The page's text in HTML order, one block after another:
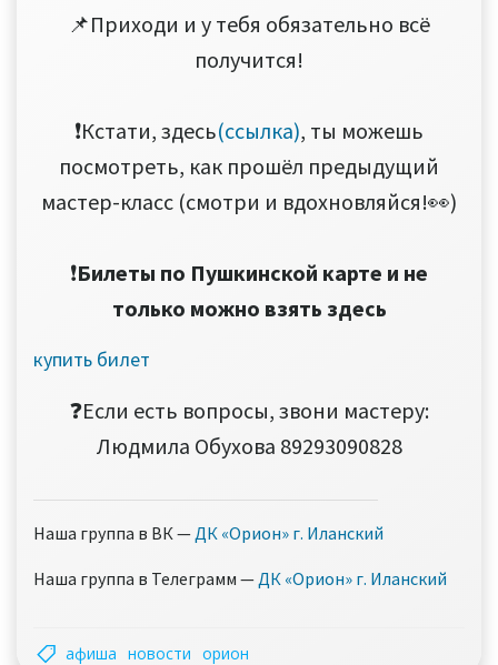
📌Приходи и у тебя обязательно всё
получится!
❗️Кстати, здесь(ссылка), ты можешь
посмотреть, как прошёл предыдущий
мастер-класс (смотри и вдохновляйся!👀)
❗️Билеты по Пушкинской карте и не
только можно взять здесь
купить билет
❓Если есть вопросы, звони мастеру:
Людмила Обухова 89293090828
Наша группа в ВК —ДК «Орион» г. Иланский
Наша группа в Телеграмм —ДК «Орион» г. Иланский
афиша новости орион